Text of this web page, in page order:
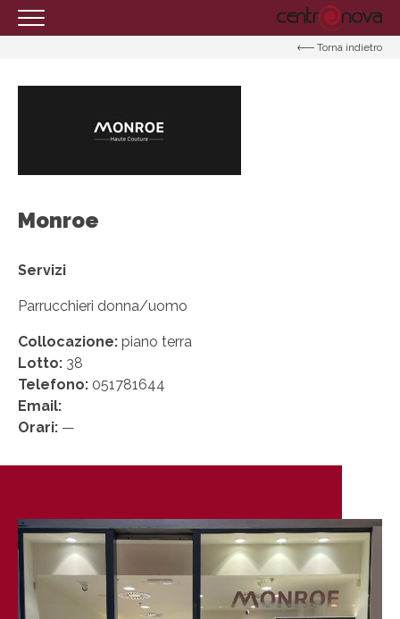
IL CENTRO
NEGOZI
EVENTI
CONTATTI
Torna indietro
Monroe
Servizi
Parrucchieri donna/uomo
Collocazione: piano terra
Lotto: 38
Telefono: 051781644
Email:
Orari: —